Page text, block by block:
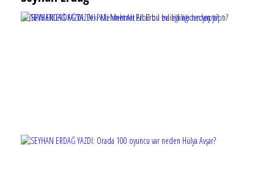
SEYHAN ERDAĞ YAZDI: Peki Mehmet Ali Erbil bu evliliği neden yaptı?